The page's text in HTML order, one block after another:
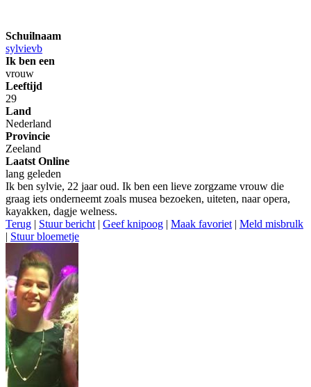
Schuilnaam
sylvievb
Ik ben een
vrouw
Leeftijd
29
Land
Nederland
Provincie
Zeeland
Laatst Online
lang geleden
Ik ben sylvie, 22 jaar oud. Ik ben een lieve zorgzame vrouw die
graag iets onderneemt zoals musea bezoeken, uiteten, naar opera,
kayakken, dagje welness.
Terug | Stuur bericht | Geef knipoog | Maak favoriet | Meld misbrulk
| Stuur bloemetje